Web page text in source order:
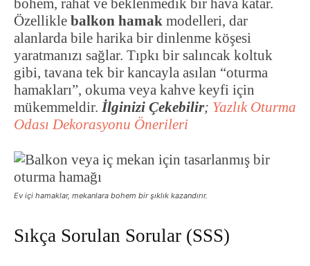
bohem, rahat ve beklenmedik bir hava katar.
Özellikle balkon hamak modelleri, dar
alanlarda bile harika bir dinlenme köşesi
yaratmanızı sağlar. Tıpkı bir salıncak koltuk
gibi, tavana tek bir kancayla asılan “oturma
hamakları”, okuma veya kahve keyfi için
mükemmeldir. İlginizi Çekebilir; Yazlık Oturma
Odası Dekorasyonu Önerileri
Ev içi hamaklar, mekanlara bohem bir şıklık kazandırır.
Sıkça Sorulan Sorular (SSS)